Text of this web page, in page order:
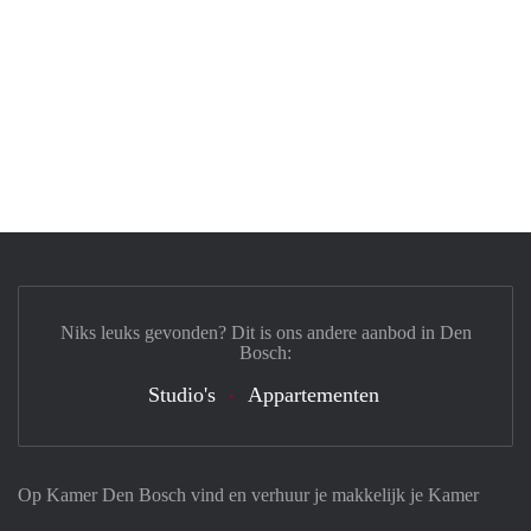
Op Kamer Den Bosch vind en verhuur je makkelijk je Kamer
Niks leuks gevonden? Dit is ons andere aanbod in Den
Bosch:
Studio's Appartementen